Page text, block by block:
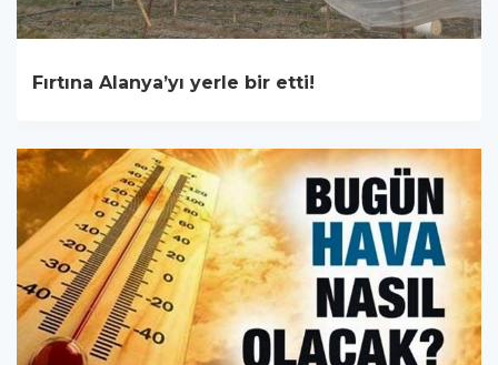
Fırtına Alanya’yı yerle bir etti!